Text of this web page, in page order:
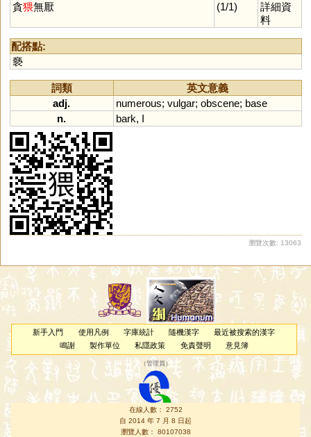
貪猥無厭 (1/1)
詳細資
料
配搭點:
褻
詞類
英文意義
adj.
numerous; vulgar; obscene; base
n.
bark, I
瀏覽次數: 13063
新手入門 使用凡例 字庫統計 隨機漢字
最近被搜索的漢字
鳴謝
製作單位 私隱政策 免責聲明 意見簿
（管理員 ）
在線人數： 2752
自 2014 年 7 月 8 日起
瀏覽人數： 80107038